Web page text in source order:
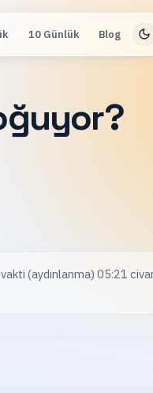
10 Günlük Blog
(aydınlanma) 05:21